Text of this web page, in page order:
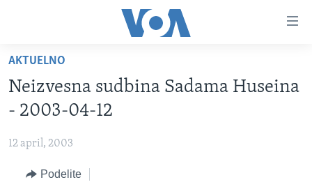
glavni
sadržaj
glavnu
navigaciju
BALKAN
GLOBALNE TEME
OTVORENI STUDIO
IZ AMERIKE
AKTUELNO
Neizvesna sudbina Sadama Huseina
- 2003-04-12
12 april, 2003
Podelite